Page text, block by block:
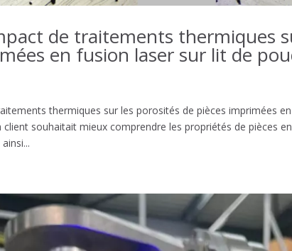
de traitements thermiques
en fusion laser sur lit de
thermiques sur les porosités de pièces imprimées
client souhaitait mieux comprendre les propriétés de pièces